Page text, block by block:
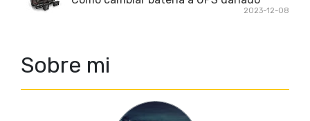
2023-12-08
Sobre mi